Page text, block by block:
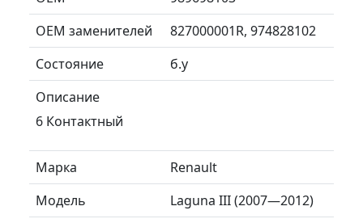
ОЕМ заменителей
827000001R, 974828102
Состояние
б.у
Описание
6 Контактный
Марка
Renault
Модель
Laguna III (2007—2012)